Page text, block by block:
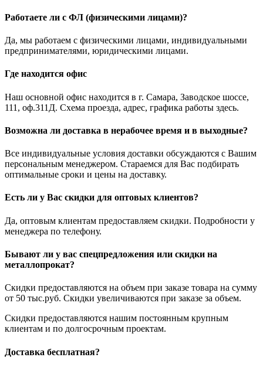
Работаете ли с ФЛ (физическими лицами)?
Да, мы работаем с физическими лицами, индивидуальными
предпринимателями, юридическими лицами.
Где находится офис
Наш основной офис находится в г. Самара, Заводское шоссе,
111, оф.311Д. Схема проезда, адрес, графика работы здесь.
Возможна ли доставка в нерабочее время и в выходные?
Все индивидуальные условия доставки обсуждаются с Вашим
персональным менеджером. Стараемся для Вас подбирать
оптимальные сроки и цены на доставку.
Есть ли у Вас скидки для оптовых клиентов?
Да, оптовым клиентам предоставляем скидки. Подробности у
менеджера по телефону.
Бывают ли у вас спецпредложения или скидки на
металлопрокат?
Скидки предоставляются на объем при заказе товара на сумму
от 50 тыс.руб. Скидки увеличиваются при заказе за объем.
Скидки предоставляются нашим постоянным крупным
клиентам и по долгосрочным проектам.
Доставка бесплатная?